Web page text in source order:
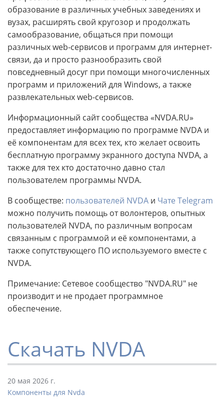
образование в различных учебных заведениях и
вузах, расширять свой кругозор и продолжать
самообразование, общаться при помощи
различных web-сервисов и программ для интернет-
связи, да и просто разнообразить свой
повседневный досуг при помощи многочисленных
программ и приложений для Windows, а также
развлекательных web-сервисов.
Информационный сайт сообщества «NVDA.RU»
предоставляет информацию по программе NVDA и
её компонентам для всех тех, кто желает освоить
бесплатную программу экранного доступа NVDA, а
также для тех кто достаточно давно стал
пользователем программы NVDA.
В сообществе: пользователей NVDA и Чате Telegram
можно получить помощь от волонтеров, опытных
пользователей NVDA, по различным вопросам
связанным с программой и её компонентами, а
также сопутствующего ПО используемого вместе с
NVDA.
Примечание: Сетевое сообщество "NVDA.RU" не
производит и не продает программное
обеспечение.
Скачать NVDA
20 мая 2026 г.
Компоненты для Nvda